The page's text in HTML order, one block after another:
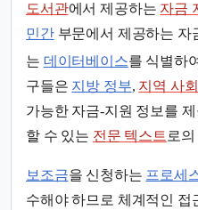
도서관에서 제공하는 자금
민간부문에서 제공하는 자
는 데이터베이스를 식별하
구들은 지방 정부, 지역 사
가능한 자금-지원 정보를
할 수 있는 전문 텍스트 로
보조금을 신청하는 프로세
수해야 하므로 체계적인 접